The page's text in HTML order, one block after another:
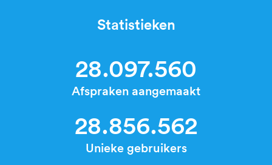
Statistieken
28.097.560
Afspraken aangemaakt
28.856.562
Unieke gebruikers